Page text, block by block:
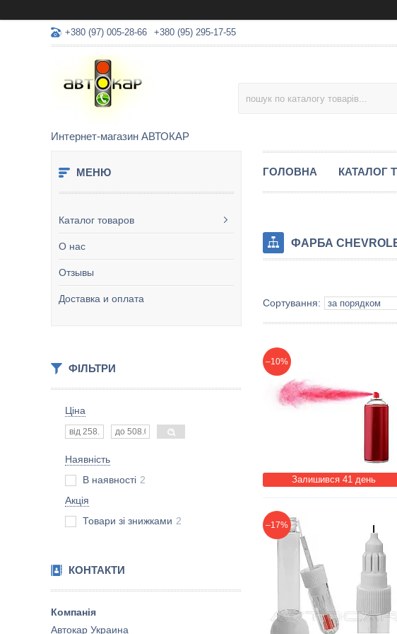
+380 (97) 005-28-66 +380 (95) 295-17-55
Интернет-магазин АВТОКАР
Каталог товаров
О нас
Отзывы
Доставка и оплата
ФІЛЬТРИ
Ціна
Наявність
В наявності 2
Акція
Товари зі знижками 2
КОНТАКТИ
Автокар Украина
ГОЛОВНА КАТАЛОГ
ФАРБА
–10%
Залишився 41 день
–17%